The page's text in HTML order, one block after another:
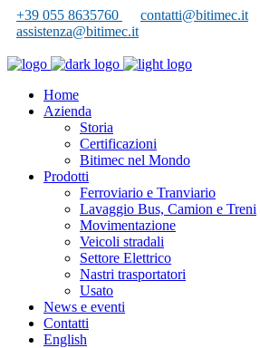
+39 055 8635760
contatti@bitimec.it
assistenza@bitimec.it
Home
Azienda
Storia
Certificazioni
Bitimec nel Mondo
Prodotti
Ferroviario e Tranviario
Lavaggio Bus, Camion e Treni
Movimentazione
Veicoli stradali
Settore Elettrico
Nastri trasportatori
Usato
News e eventi
Contatti
English